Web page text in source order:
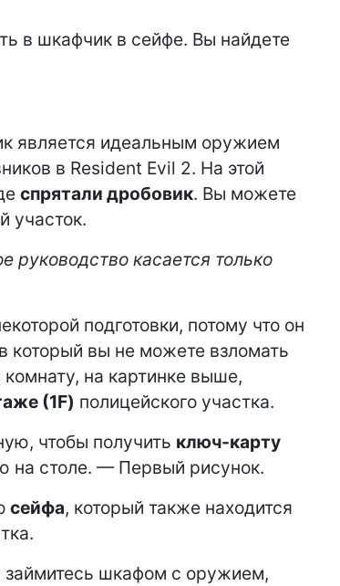
в шкафчик в сейфе. Вы найдете
является идеальным оружием
в Resident Evil 2. На этой
спрятали дробовик. Вы можете
участок.
руководство касается только
подготовки, потому что он
который вы не можете взломать
на картинке выше,
(1F) полицейского участка.
чтобы получить ключ-карту
на столе. — Первый рисунок.
сейфа, который также находится
займитесь шкафом с оружием,